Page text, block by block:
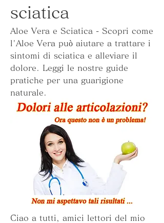
sciatica
Aloe Vera e Sciatica - Scopri come
l'Aloe Vera può aiutare a trattare i
sintomi di sciatica e alleviare il
dolore. Leggi le nostre guide
pratiche per una guarigione
naturale.
Ciao a tutti, amici lettori del mio